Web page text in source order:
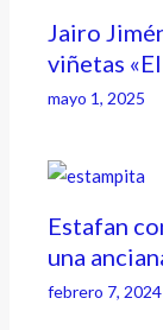
Jairo
viñetas
mayo 1, 2025
Estafan
una
febrero 7, 2024